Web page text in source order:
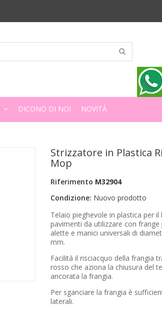
DICONO DI NOI NOVITÀ
Strizzatore in Plastica
Mop
Riferimento M32904
Condizione: Nuovo prodotto
Telaio pieghevole in plastica per il
pavimenti da utilizzare con frange
alette e manici universali di
mm.
Facilità il risciacquo della frangia
rosso che aziona la chiusura del
ancorata la frangia.
Per sganciare la frangia è
laterali.